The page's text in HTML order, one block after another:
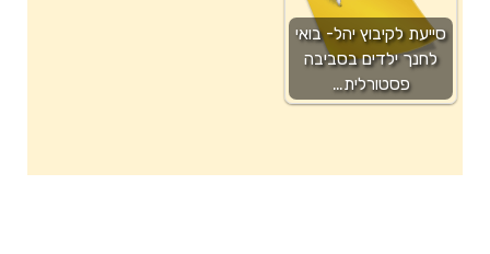
סייעת לקיבוץ יהל- בואי
לחנך ילדים בסביבה
פסטורלית…